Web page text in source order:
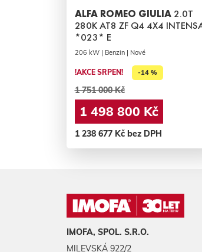
ALFA ROMEO GIULIA 2.0T
280K AT8 ZF Q4 4X4
*023* E
206 kW | Benzin | Nové
!AKCE SRPEN! -14 %
1 751 000 Kč
1 498 800 Kč
1 238 677 Kč bez DPH
IMOFA, SPOL. S.R.O.
MILEVSKÁ 922/2